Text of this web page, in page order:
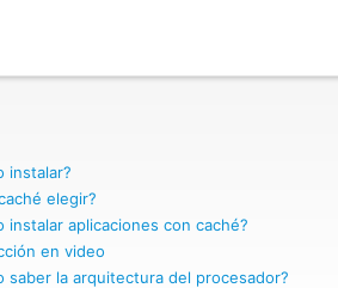
instalar?
elegir?
instalar aplicaciones con caché?
en video
saber la arquitectura del procesador?